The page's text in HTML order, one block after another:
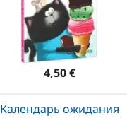
4,50 €
Календарь ожидания